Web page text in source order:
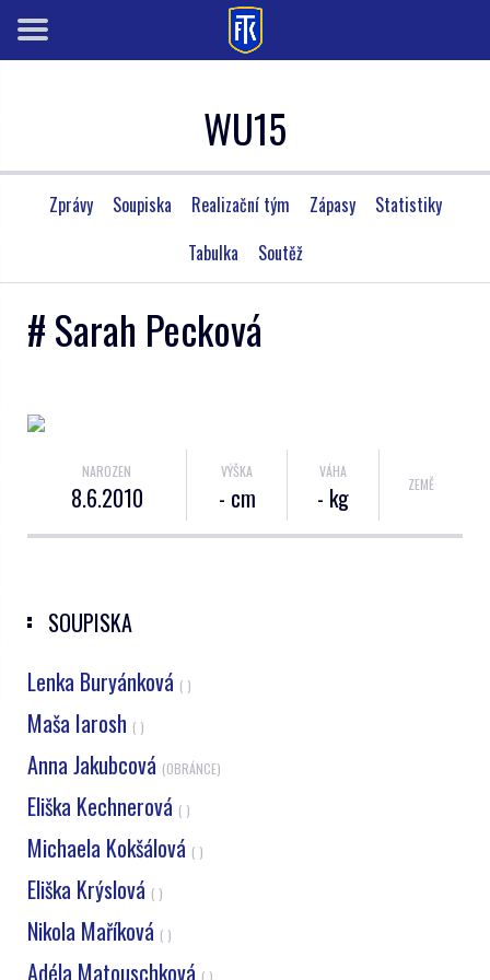
WU15
Zprávy Soupiska Realizační tým Zápasy
Statistiky
Tabulka
Soutěž
# Sarah Pecková
NAROZEN
8.6.2010
VÝŠKA
- cm
VÁHA
- kg ZEMĚ
SOUPISKA
Lenka Buryánková ( )
Maša Iarosh ( )
Anna Jakubcová (OBRÁNCE)
Eliška Kechnerová ( )
Michaela Kokšálová ( )
Eliška Krýslová ( )
Nikola Maříková ( )
Adéla Matouschková ( )